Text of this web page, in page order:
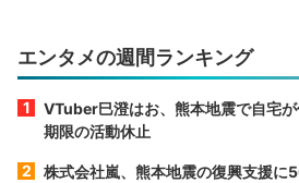
エンタメの週間ランキング
VTuber巳澄はお、熊本地震で自宅
期限の活動休止
株式会社嵐、熊本地震の復興支援